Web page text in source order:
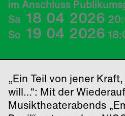
im Anschluss
Sa 18 04 2026
So 19 04 2026
„Ein Teil von jener
will…“: Mit der
Musiktheaterabends